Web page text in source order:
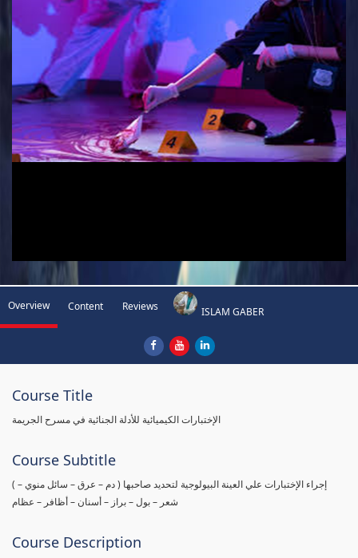
Overview Content Reviews ISLAM GABER
Course Title
الإختبارات الكيميائية للأدلة الجنائية في مسرح الجريمة
Course Subtitle
( إجراء الإختبارات علي العينة البيولوجية لتحديد صاحبها ( دم – عرق – سائل منوي –
شعر – بول – براز – أسنان – أظافر – عظام
Course Description